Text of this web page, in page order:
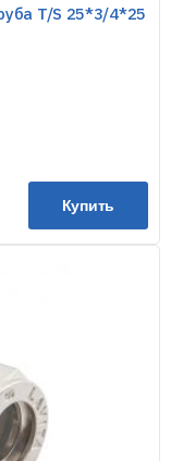
T/S 25*3/4*25
Купить